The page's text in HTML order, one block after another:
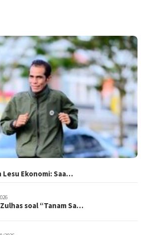
Lesu Ekonomi: Saa…
soal “Tanam Sa…